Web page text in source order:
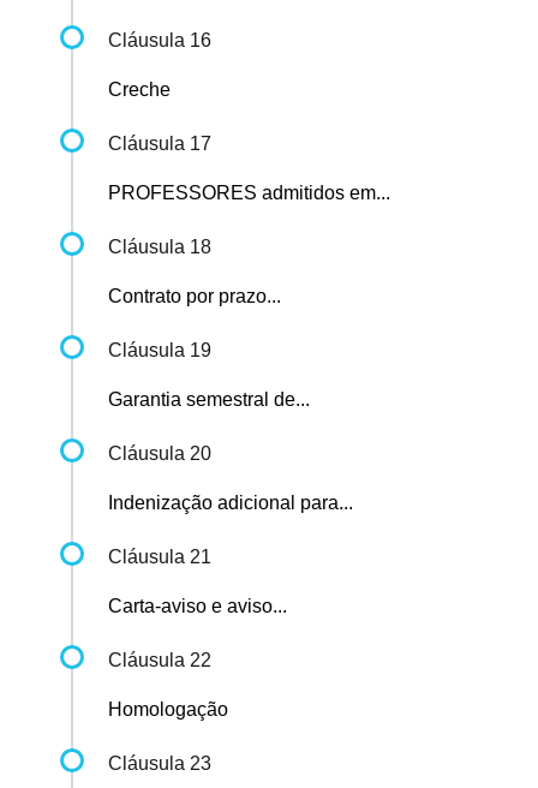
Cláusula 16
Creche
Cláusula 17
PROFESSORES admitidos em...
Cláusula 18
Contrato por prazo...
Cláusula 19
Garantia semestral de...
Cláusula 20
Indenização adicional para...
Cláusula 21
Carta-aviso e aviso...
Cláusula 22
Homologação
Cláusula 23